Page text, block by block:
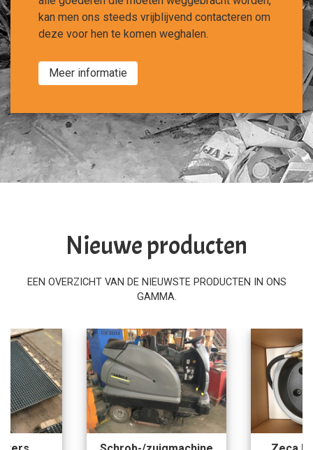
kan men ons steeds vrijblijvend contacteren om
deze voor hen te komen weghalen.
Meer informatie
Nieuwe producten
EEN OVERZICHT VAN DE NIEUWSTE PRODUCTEN IN ONS
GAMMA.